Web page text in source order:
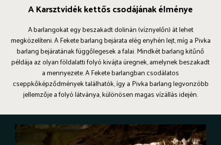
A Karsztvidék kettős csodájának élménye
A barlangokat egy beszakadt dolinán (víznyelőn) át lehet
megközelíteni. A Fekete barlang bejárata elég enyhén lejt, míg a Pivka
barlang bejáratának függőlegesek a falai. Mindkét barlang kitűnő
példája az olyan földalatti folyó kivájta üregnek, amelynek beszakadt
a mennyezete. A Fekete barlangban csodálatos
cseppkőképződmények találhatók, így a Pivka barlang legvonzóbb
jellemzője a folyó látványa, különösen magas vízállás idején.